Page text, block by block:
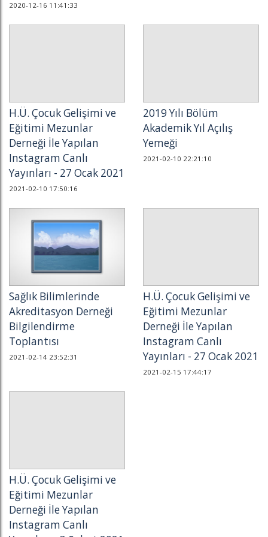
2020-12-16 11:41:33
H.Ü. Çocuk Gelişimi ve
Eğitimi Mezunlar
Derneği İle Yapılan
Instagram Canlı
Yayınları - 27 Ocak 2021
2021-02-10 17:50:16
2019 Yılı Bölüm
Akademik Yıl Açılış
Yemeği
2021-02-10 22:21:10
Sağlık Bilimlerinde
Akreditasyon Derneği
Bilgilendirme
Toplantısı
2021-02-14 23:52:31
H.Ü. Çocuk Gelişimi ve
Eğitimi Mezunlar
Derneği İle Yapılan
Instagram Canlı
Yayınları - 27 Ocak 2021
2021-02-15 17:44:17
H.Ü. Çocuk Gelişimi ve
Eğitimi Mezunlar
Derneği İle Yapılan
Instagram Canlı